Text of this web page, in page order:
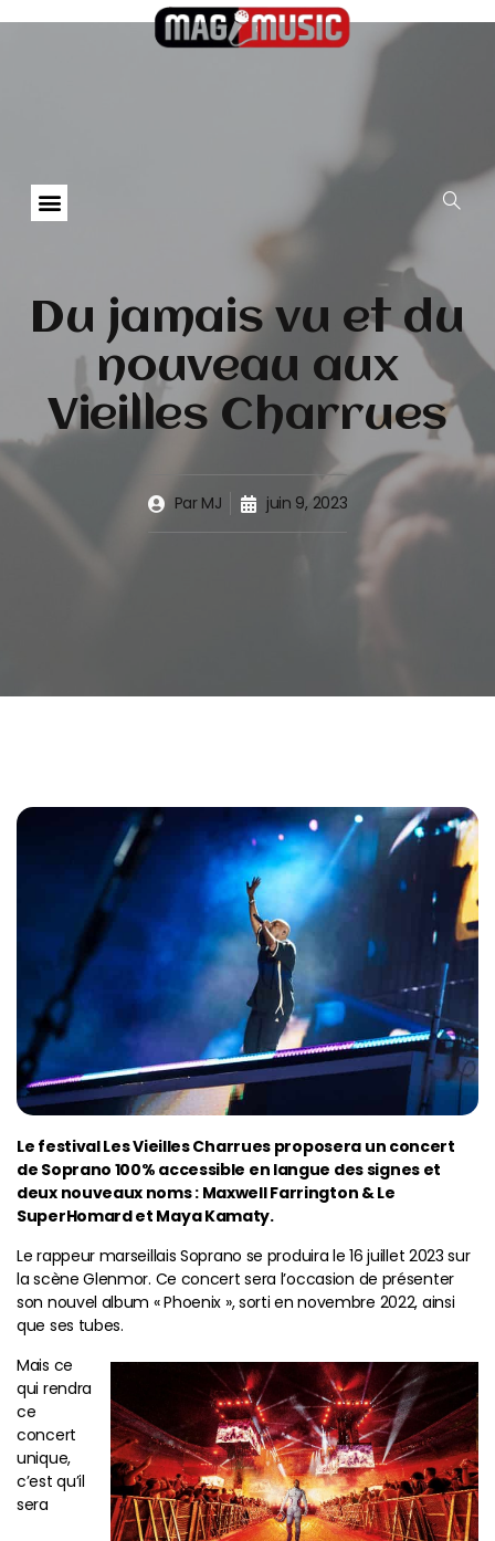
Du jamais vu et du
nouveau aux
Vieilles Charrues
ParMJ juin 9, 2023
Le festival Les Vieilles Charrues proposera un concert
de Soprano 100% accessible en langue des signes et
deux nouveaux noms : Maxwell Farrington & Le
SuperHomard et Maya Kamaty.
Le rappeur marseillais Soprano se produira le 16 juillet 2023 sur
la scène Glenmor. Ce concert sera l’occasion de présenter
son nouvel album « Phoenix », sorti en novembre 2022, ainsi
que ses tubes.
Mais ce
qui rendra
ce
concert
unique,
c’est qu’il
sera